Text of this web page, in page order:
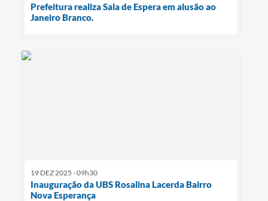
Prefeitura realiza Sala de Espera em alusão ao
Janeiro Branco.
19 DEZ 2025 - 09h30
Inauguração da UBS Rosalina Lacerda Bairro
Nova Esperança